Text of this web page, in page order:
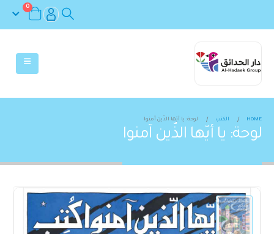
0
HOME الكتب لوحة: يا أيّها الذّين آمنوا
لوحة: يا أيّها الذّين آمنوا